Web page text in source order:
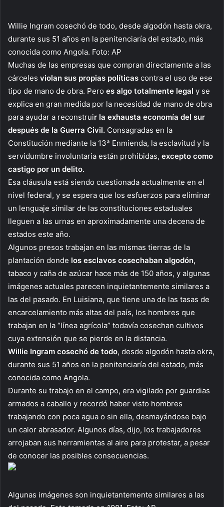
Willie Ingram cosechó de todo, desde algodón hasta okra,
durante sus 51 años en la penitenciaría del estado, más
conocida como Angola. Foto: AP
Muchas de las empresas que compran directamente a las
cárceles violan sus propias políticas contra el uso de ese
tipo de mano de obra. Pero es algo totalmente legal y se
explica en gran medida por la necesidad de mano de obra
para ayudar a reconstruir la exhausta economía del sur
después de la Guerra Civil. Consagradas en la
Constitución mediante la 13ª Enmienda, la esclavitud y la
servidumbre involuntaria están prohibidas, excepto como
castigo por un delito.
Esa cláusula está siendo cuestionada actualmente en el
nivel federal, y se espera que los esfuerzos para eliminar
un lenguaje similar de las constituciones estaduales
lleguen a las urnas en aproximadamente una decena de
estados este año.
Algunos presos trabajan en las mismas tierras de la
plantación donde los esclavos cosechaban algodón,
tabaco y caña de azúcar hace más de 150 años, y algunas
imágenes actuales parecen inquietantemente similares a
las del pasado. En Luisiana, que tiene una de las tasas de
encarcelamiento más altas del país, los hombres que
trabajan en la “línea agrícola” todavía cosechan cultivos
cuya extensión que se pierde en la distancia.
Willie Ingram cosechó de todo, desde algodón hasta okra,
durante sus 51 años en la penitenciaría del estado, más
conocida como Angola.
Durante su trabajo en el campo, era vigilado por guardias
armados a caballo y recordó haber visto hombres
trabajando con poca agua o sin ella, desmayándose bajo
un calor abrasador. Algunos días, dijo, los trabajadores
arrojaban sus herramientas al aire para protestar, a pesar
de conocer las posibles consecuencias.
Algunas imágenes son inquietantemente similares a las